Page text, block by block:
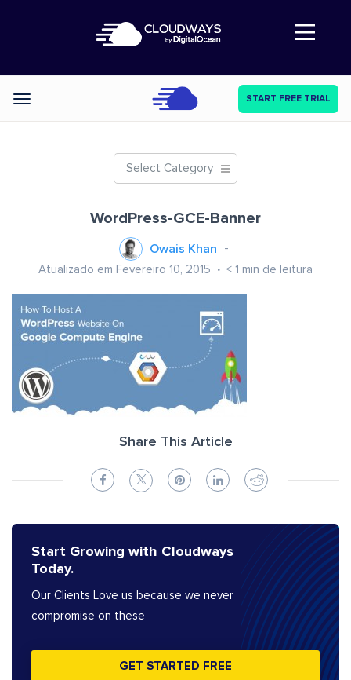
Abre a navegação
Categories START FREE TRIAL
Select Category
WordPress-GCE-Banner
Owais Khan
Atualizado em Fevereiro 10, 2015 < 1 min de leitura
Share This Article
Start Growing with Cloudways
Today.
Our Clients Love us because we never
compromise on these
GET STARTED FREE